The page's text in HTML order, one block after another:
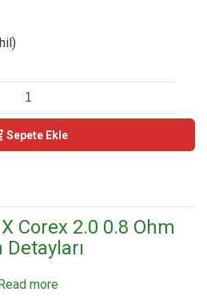
Sepete Ekle
Corex 2.0 0.8 Ohm
(Corex 2.
Read more